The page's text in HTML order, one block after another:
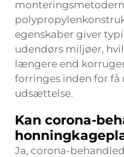
egenskaber giver
udendørs miljøer,
længere end
forringes inden for
udsættelse.
Kan corona-
Ja, corona-